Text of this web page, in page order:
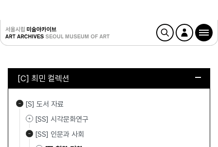
[C] 최민 컬렉션
[S] 도서 자료
[SS] 시각문화연구
[SS] 인문과 사회